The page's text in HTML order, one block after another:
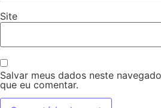
Site
Salvar meus dados neste
que eu comentar.